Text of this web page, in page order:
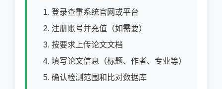
登录查重系统官网或平台
注册账号并充值（如需要）
按要求上传论文文档
填写论文信息（标题、作者、专业等）
确认检测范围和比对数据库